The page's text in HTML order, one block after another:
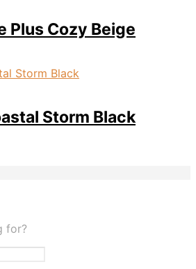
Plus Cozy Beige
Storm Black
for?